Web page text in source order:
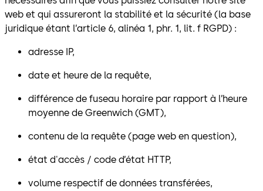
web et qui assureront la stabilité et la sécurité (la base
juridique étant l’article 6, alinéa 1, phr. 1, lit. f RGPD) :
adresse IP,
date et heure de la requête,
différence de fuseau horaire par rapport à l’heure
moyenne de Greenwich (GMT),
contenu de la requête (page web en question),
état d'accès / code d’état HTTP,
volume respectif de données transférées,